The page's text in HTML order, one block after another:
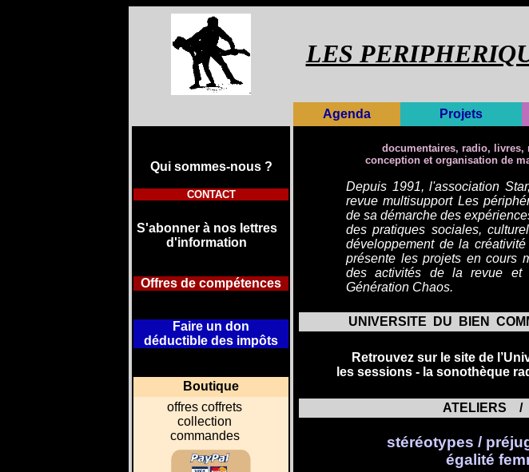
LES
Agenda Projets
Qui sommes-nous ?
CONTACT
S'abonner à nos lettres
d'information
Offres de compétences
Faire un don
déductible des impôts
Boutique
offres coffrets
collection
commandes
documentaires, radio, livres,
conception et organisation de
Depuis 1991, l'association
revuemultisupport Les
de sa démarche des
des pratiques sociales,
développement de la
présente les projets en cours
des activités de la revue et
Génération Chaos.
UNIVERSITE DU BIEN
Retrouvez sur le site de
les sessions - la sonothèque
ATELIERS /
stéréotypes /
égalité